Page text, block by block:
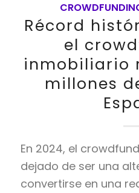
Récord
el
inmobiliario
millones
En 2024, el
dejado de ser una
convertirse en una